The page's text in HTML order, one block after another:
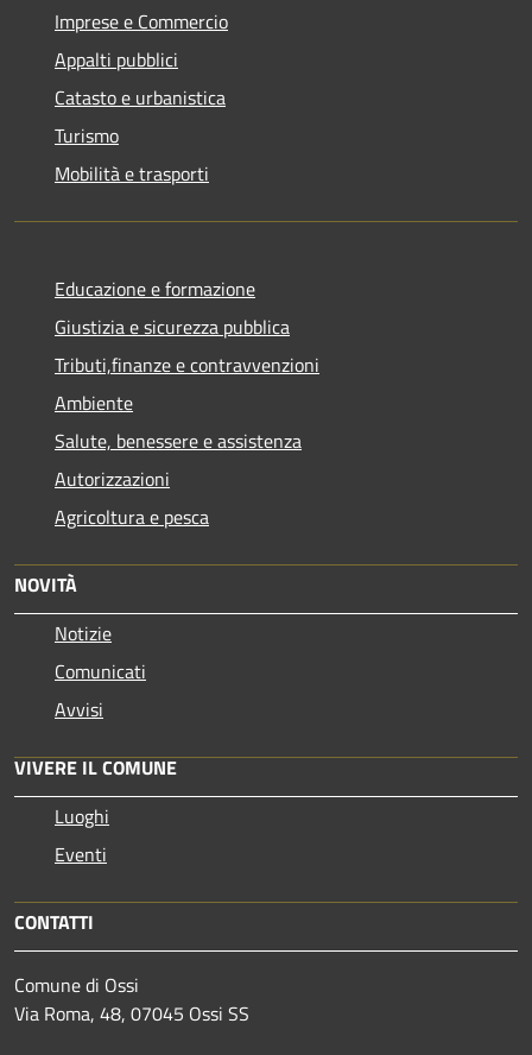
Imprese e Commercio
Appalti pubblici
Catasto e urbanistica
Turismo
Mobilità e trasporti
Educazione e formazione
Giustizia e sicurezza pubblica
Tributi,finanze e contravvenzioni
Ambiente
Salute, benessere e assistenza
Autorizzazioni
Agricoltura e pesca
NOVITÀ
Notizie
Comunicati
Avvisi
VIVERE IL COMUNE
Luoghi
Eventi
CONTATTI
Comune di Ossi
Via Roma, 48, 07045 Ossi SS